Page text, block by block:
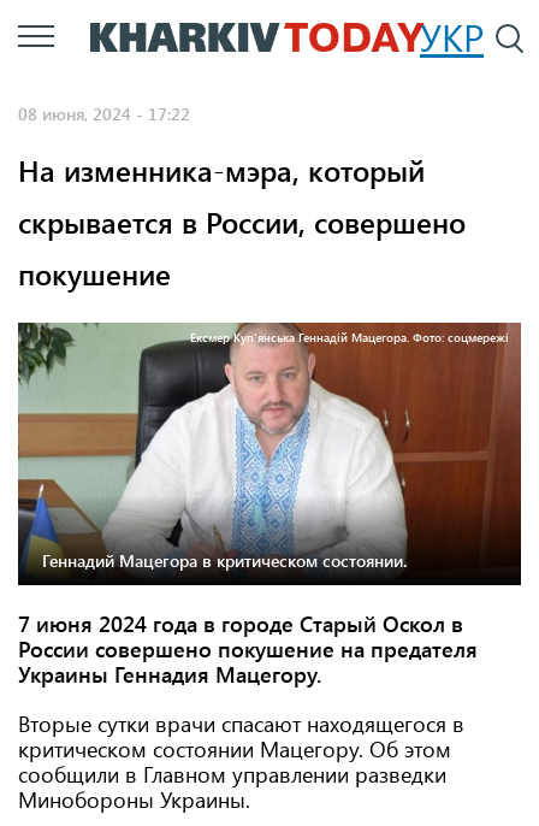
Перейти
к
УКР
08 июня, 2024 - 17:22
На изменника-мэра, который
скрывается в России, совершено
покушение
Ексмер Куп'янська Геннадій Мацегора. Фото: соцмережі
Геннадий Мацегора в критическом состоянии.
7 июня 2024 года в городе Старый Оскол в
России совершено покушение на предателя
Украины Геннадия Мацегору.
Вторые сутки врачи спасают находящегося в
критическом состоянии Мацегору. Об этом
сообщили в Главном управлении разведки
Минобороны Украины.